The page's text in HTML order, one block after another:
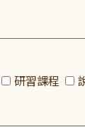
研習課程